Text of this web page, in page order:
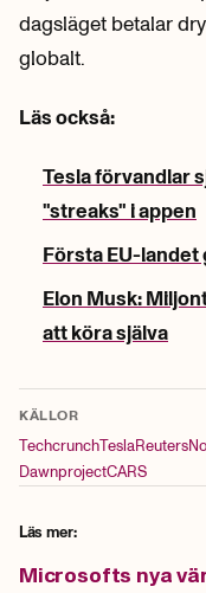
dagsläget betalar
globalt.
Läs också:
Tesla förvandlar
"streaks" i appen
Första EU-landet
Elon Musk:
att köra själva
KÄLLOR
TechcrunchTeslaReuters
DawnprojectCARS
Läs mer:
Microsofts nya